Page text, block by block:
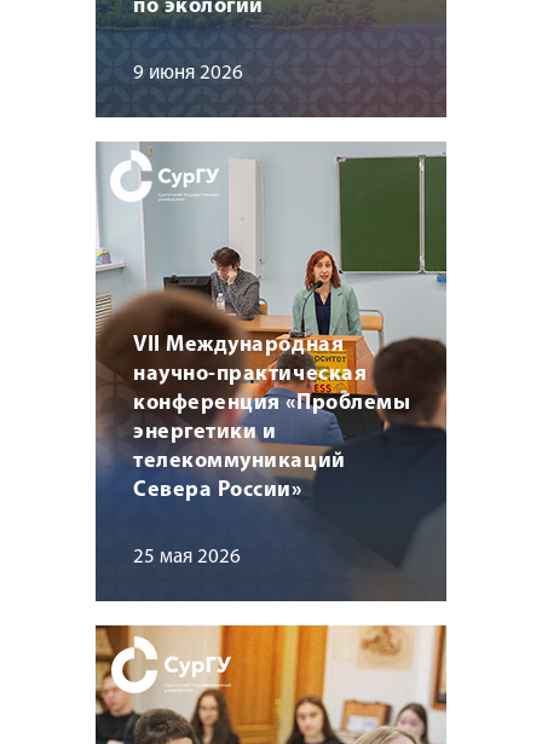
по экологии
9 июня 2026
VII Международная
научно-практическая
конференция «Проблемы
энергетики и
телекоммуникаций
Севера России»
25 мая 2026